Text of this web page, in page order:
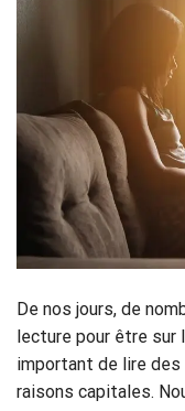
De nos jours, de
lecture pour être
important de lire
raisons capitales.